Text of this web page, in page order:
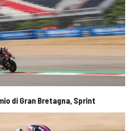
di Gran Bretagna, Sprint